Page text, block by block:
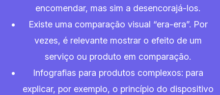
encomendar, mas sim a desencorajá-los.
Existe uma comparação visual “era-era”. Por
vezes, é relevante mostrar o efeito de um
serviço ou produto em comparação.
Infografias para produtos complexos: para
explicar, por exemplo, o princípio do dispositivo